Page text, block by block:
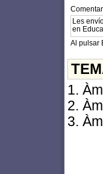
Al pulsar
1.
2.
3.